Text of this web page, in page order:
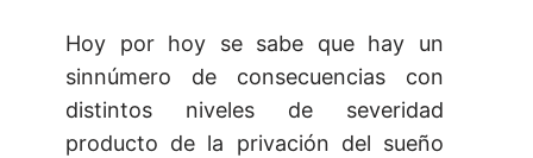
Hoy por hoy se sabe que hay un
sinnúmero de consecuencias con
distintos niveles de severidad
producto de la privación del sueño